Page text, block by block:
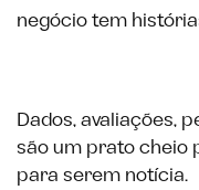
negócio tem
Dados, avaliações,
são um prato cheio
para serem notícia.